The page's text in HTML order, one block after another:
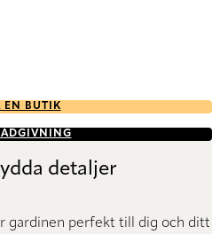
EN BUTIK
detaljer
gardinen perfekt till dig och ditt